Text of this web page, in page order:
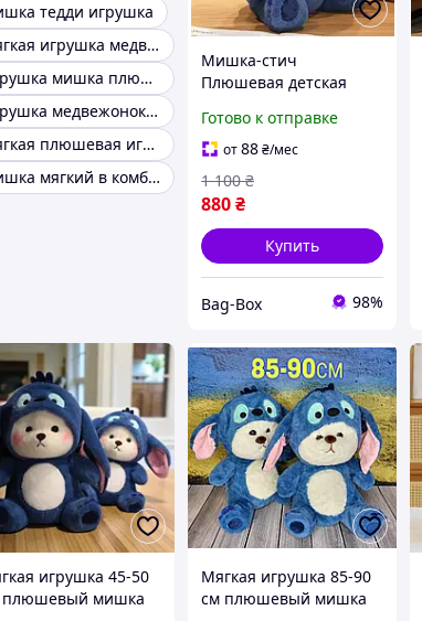
тедди игрушка
Мягкая игрушка медвежонок тедди
Игрушка мишка плюшевый
Игрушка медвежонок плюшевый
Мягкая плюшевая игрушка мишка в костюме
Мишка мягкий в комбинезоне
Мишка-стич
Плюшевая детская
медведь в капюшоне
Мягкая игрушка
медвежонок 50см
Мягкая игрушка
медвежонок в одежде
Готово к отправке
от88₴/мес
880₴
1 100 ₴
Купить
Bag-Box 98%
игрушка 45-50
плюшевый мишка
Мягкая игрушка 85-90
см плюшевый мишка